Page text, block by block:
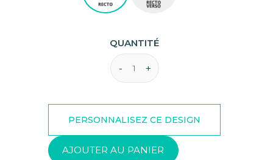
QUANTITÉ
AJOUTER AU PANIER